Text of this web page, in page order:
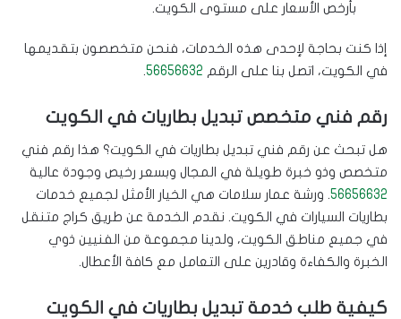
بأرخص الأسعار على مستوى الكويت.
إذا كنت بحاجة لإحدى هذه الخدمات، فنحن متخصصون بتقديمها
في الكويت، اتصل بنا على الرقم 56656632
.
رقم فني متخصص تبديل بطاريات في الكويت
هل تبحث عن رقم فني تبديل بطاريات في الكويت؟ هذا رقم فني
متخصص وذو خبرة طويلة في المجال وبسعر رخيص وجودة عالية
56656632. ورشة عمار سلامات هي الخيار الأمثل لجميع خدمات
بطاريات السيارات في الكويت. نقدم الخدمة عن طريق كراج متنقل
في جميع مناطق الكويت، ولدينا مجموعة من الفنيين ذوي
الخبرة والكفاءة وقادرين على التعامل مع كافة الأعطال.
كيفية طلب خدمة تبديل بطاريات في الكويت